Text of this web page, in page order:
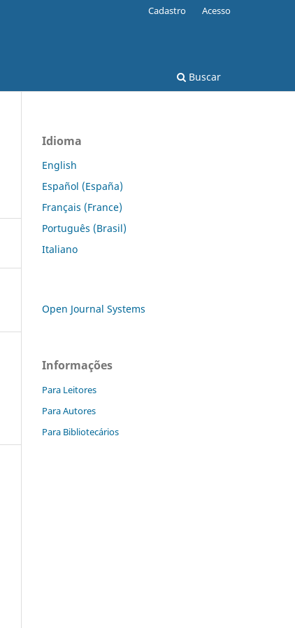
Buscar
Cadastro Acesso
Idioma
English
Español (España)
Français (France)
Português (Brasil)
Italiano
Open Journal Systems
Informações
Para Leitores
Para Autores
Para Bibliotecários